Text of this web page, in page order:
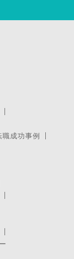
職成功事例